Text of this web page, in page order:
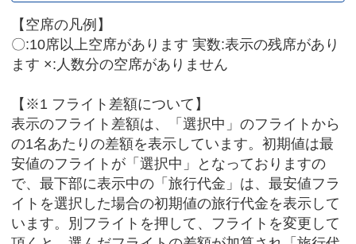
【空席の凡例】
〇:10席以上空席があります 実数:表示の残席があり
ます ×:人数分の空席がありません
【※1 フライト差額について】
表示のフライト差額は、「選択中」のフライトから
の1名あたりの差額を表示しています。初期値は最
安値のフライトが「選択中」となっておりますの
で、最下部に表示中の「旅行代金」は、最安値フラ
イトを選択した場合の初期値の旅行代金を表示して
います。別フライトを押して、フライトを変更して